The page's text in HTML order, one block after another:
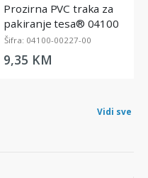
Prozirna PVC traka za
pakiranje tesa® 04100
tesapack Comfort, 66m x
50mm
Šifra: 04100-00227-00
9,35 KM
Vidi sve